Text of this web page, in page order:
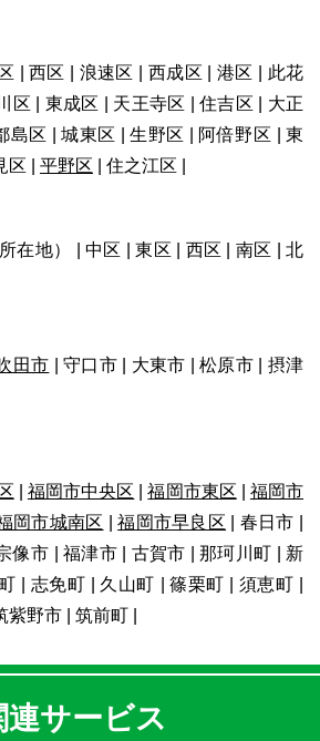
| 西区 | 浪速区 | 西成区 | 港区 | 此花
区 | 東成区 | 天王寺区 | 住吉区 | 大正
島区 | 城東区 | 生野区 | 阿倍野区 | 東
区 | 平野区 | 住之江区 |
在地） | 中区 | 東区 | 西区 | 南区 | 北
田市 | 守口市 | 大東市 | 松原市 | 摂津
福岡市中央区 |福岡市東区
福岡市
岡市城南区 |福岡市早良区 | 春日市 |
像市 | 福津市 | 古賀市 | 那珂川町 | 新
| 志免町 | 久山町 | 篠栗町 | 須恵町 |
野市 | 筑前町 |
連サービス